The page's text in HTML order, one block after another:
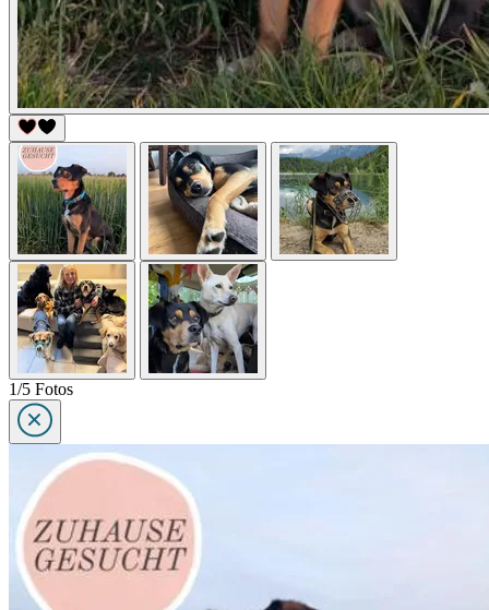
1/5 Fotos